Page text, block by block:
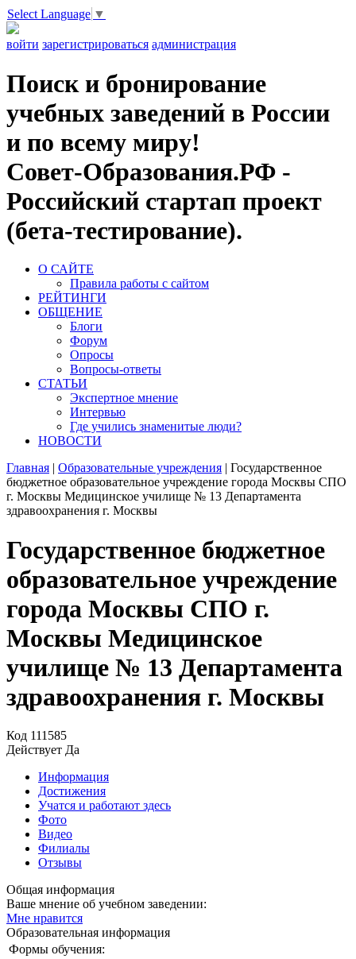
Select Language ▼
войти зарегистрироваться администрация
Поиск и бронирование
учебных заведений в России
и по всему миру!
Совет-Образования.РФ -
Российский стартап проект
(бета-тестирование).
О САЙТЕ
Правила работы с сайтом
РЕЙТИНГИ
ОБЩЕНИЕ
Блоги
Форум
Опросы
Вопросы-ответы
СТАТЬИ
Экспертное мнение
Интервью
Где учились знаменитые люди?
НОВОСТИ
Главная | Образовательные учреждения | Государственное
бюджетное образовательное учреждение города Москвы СПО
г. Москвы Медицинское училище № 13 Департамента
здравоохранения г. Москвы
Государственное бюджетное
образовательное учреждение
города Москвы СПО г.
Москвы Медицинское
училище № 13 Департамента
здравоохранения г. Москвы
Код 111585
Действует Да
Информация
Достижения
Учатся и работают здесь
Фото
Видео
Филиалы
Отзывы
Общая информация
Ваше мнение об учебном заведении:
Мне нравится
Образовательная информация
Формы обучения: